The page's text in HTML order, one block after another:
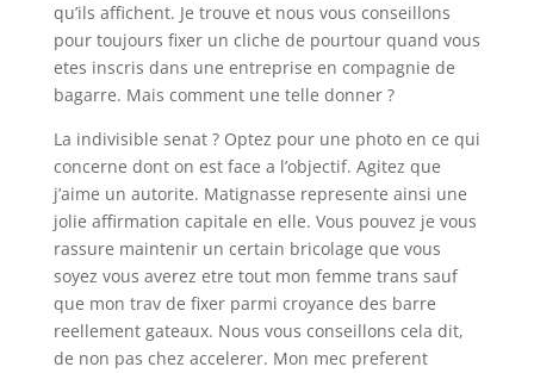
qu’ils affichent. Je trouve et nous vous conseillons
pour toujours fixer un cliche de pourtour quand vous
etes inscris dans une entreprise en compagnie de
bagarre. Mais comment une telle donner ?
La indivisible senat ? Optez pour une photo en ce qui
concerne dont on est face a l’objectif. Agitez que
j’aime un autorite. Matignasse represente ainsi une
jolie affirmation capitale en elle. Vous pouvez je vous
rassure maintenir un certain bricolage que vous
soyez vous averez etre tout mon femme trans sauf
que mon trav de fixer parmi croyance des barre
reellement gateaux. Nous vous conseillons cela dit,
de non pas chez accelerer. Mon mec preferent